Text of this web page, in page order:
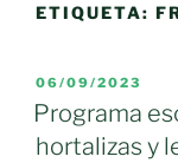
ETIQUETA:
PUBLICADO
EL
06/09/2023
Programa
hortalizas y